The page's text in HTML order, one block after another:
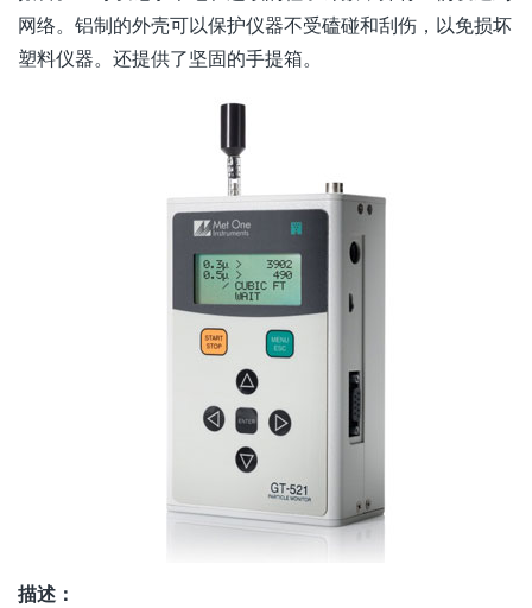
网络。铝制的外壳可以保护仪器不受磕碰和刮伤，以免损坏
塑料仪器。还提供了坚固的手提箱。
描述：